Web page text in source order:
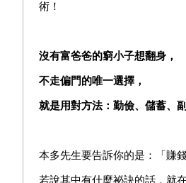
術！
沒有富爸爸的窮小子想翻身，
不走偏門的唯一選擇，
就是用對方法：勤儉、儲蓄、
本多先生要告訴你的是： 「賺
若說其中有什麼祕訣的話，就